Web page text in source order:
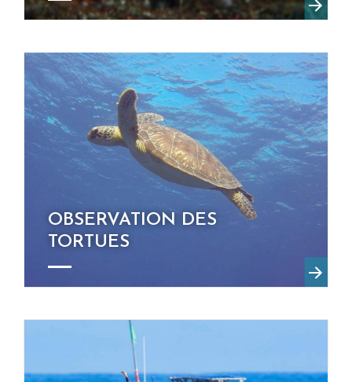
OBSERVATION DES
TORTUES